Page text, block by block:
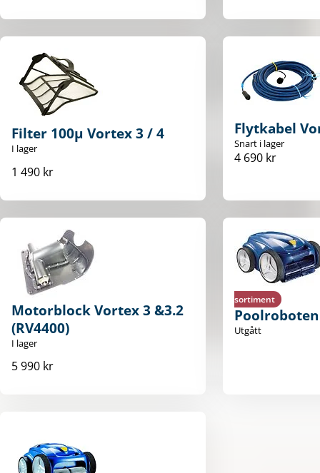
Filter 100µ Vortex 3 / 4
I lager
1 490 kr
Flytkabel
Snart i lager
4 690 kr
Motorblock Vortex 3 &3.2
(RV4400)
I lager
5 990 kr
sortiment
Utgått